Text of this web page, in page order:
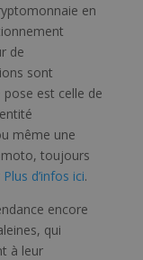
en
de
sont
est celle de
même une
toujours
Plus d’infos ici.
encore
qui
à leur